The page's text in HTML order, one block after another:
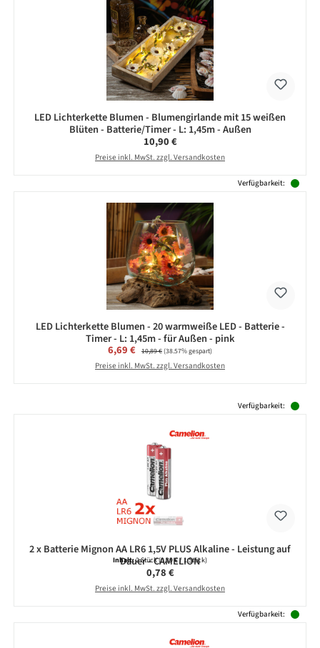
LED Lichterkette Blumen - Blumengirlande mit 15 weißen
Blüten - Batterie/Timer - L: 1,45m - Außen
Regulärer Preis:
10,90 €
Preise inkl. MwSt. zzgl. Versandkosten
Verfügbarkeit:
LED Lichterkette Blumen - 20 warmweiße LED - Batterie -
Timer - L: 1,45m - für Außen - pink
Verkaufspreis:
6,69 € Regulärer Preis:
10,89 €(38.57% gespart)
Preise inkl. MwSt. zzgl. Versandkosten
Verfügbarkeit:
2 x Batterie Mignon AA LR6 1,5V PLUS Alkaline - Leistung auf
Dauer - CAMELION
Inhalt:2 Stück(0,39 € / 1 Stück)
Regulärer Preis:
0,78 €
Preise inkl. MwSt. zzgl. Versandkosten
Verfügbarkeit: